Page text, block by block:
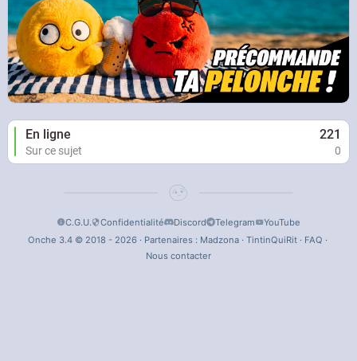
En ligne 221
Sur ce sujet 0
C.G.U. Confidentialité Discord Telegram
YouTube
Onche 3.4 © 2018 - 2026 · Partenaires : Madzona· TintinQuiRit· FAQ ·
Nous contacter